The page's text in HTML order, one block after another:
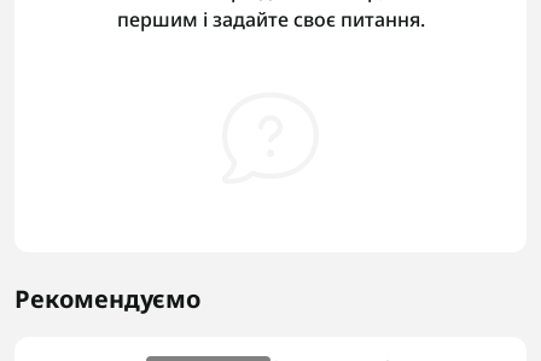
першим і задайте своє питання.
Рекомендуємо